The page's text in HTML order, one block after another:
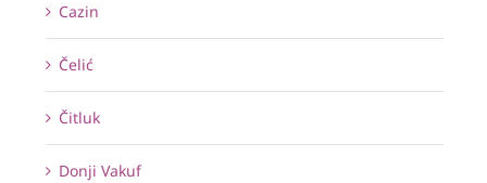
Cazin
Čelić
Čitluk
Donji Vakuf